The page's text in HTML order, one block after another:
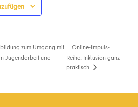
zum Umgang mit
Jugendarbeit und
Online-Impuls-
Reihe: Inklusion ganz
praktisch